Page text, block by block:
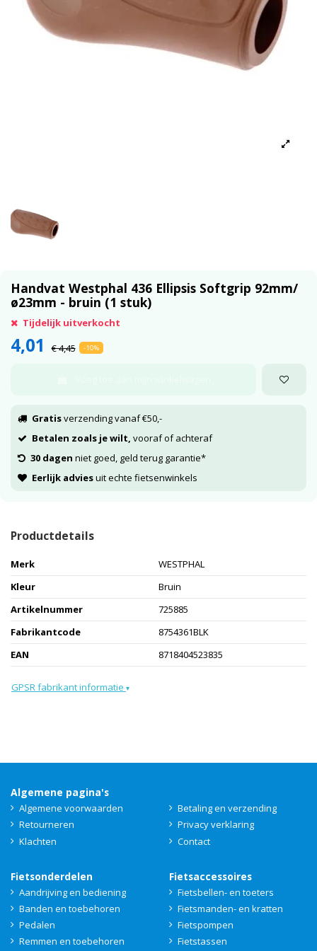
Handvat Westphal 436 Ellipsis Softgrip 92mm/
ø23mm - bruin (1 stuk)
Tijdelijk uitverkocht
4,01 € 4,45 -10%
Gratisverzending vanaf €50,-
Betalen zoals je wilt, vooraf of achteraf
30 dagen niet goed, geld terug garantie*
Eerlijk adviesuit echte fietsenwinkels
Productdetails
Merk
WESTPHAL
Kleur
Bruin
Artikelnummer
725885
Fabrikantcode
8754361BLK
EAN
8718404523835
GPSR fabrikant informatie ▾
Algemene pagina's
Algemene voorwaarden
Betaling en verzending
Retourneren
Privacy verklaring
Klachten
Contact
Fietsonderdelen
Aandrijving en bediening
Banden en toebehoren
Pedalen
Remmen en toebehoren
Fietsaccessoires
Fietsbellen- en toeters
Fietsmanden- en kratten
Fietspompen
Fietstassen